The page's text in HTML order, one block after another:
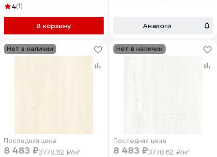
ЕСО 6-7
4(1)
В корзину Аналоги
Нет в наличии
Последняя цена
8 483 ₽3778.62 ₽/м²
Нет в наличии
Последняя цена
8 483 ₽3778.62 ₽/м²